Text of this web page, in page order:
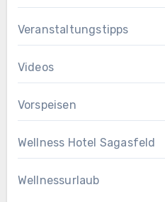
Veranstaltungstipps
Videos
Vorspeisen
Wellness Hotel Sagasfeld
Wellnessurlaub